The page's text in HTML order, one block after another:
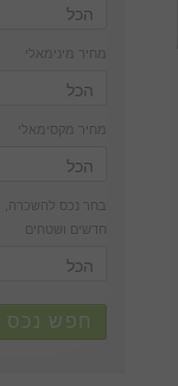
מחיר מינימאלי
מחיר מקסימאלי
בחר נכס להשכרה,
חדשים ושטחים
חפש נכס